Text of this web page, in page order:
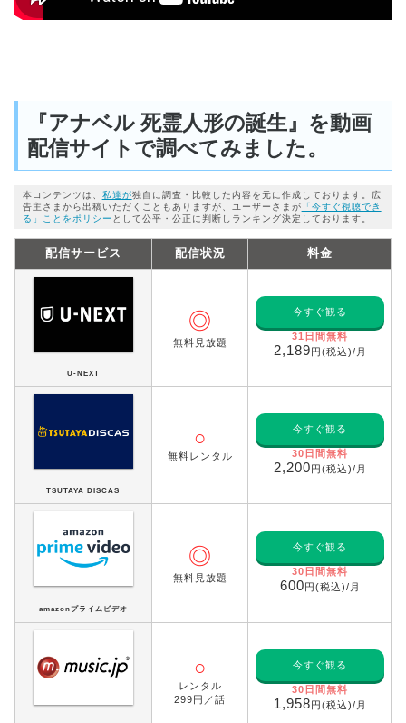
『アナベル 死霊人形の誕生』を動画
配信サイトで調べてみました。
本コンテンツは、 私達が独自に調査・比較した内容を元に作成しております。広
告主さまから出稿いただくこともありますが、ユーザーさまが 「今すぐ視聴でき
る」ことをポリシー として公平・公正に判断しランキング決定しております。
配信サービス 配信状況 料金
U-NEXT
◎
無料見放題
今すぐ観る
31日間無料
2,189円(税込)/月
TSUTAYA DISCAS
○
無料レンタル
今すぐ観る
30日間無料
2,200円(税込)/月
amazonプライムビデオ
◎
無料見放題
今すぐ観る
30日間無料
600円(税込)/月
○
レンタル
299円／話
今すぐ観る
30日間無料
1,958円(税込)/月